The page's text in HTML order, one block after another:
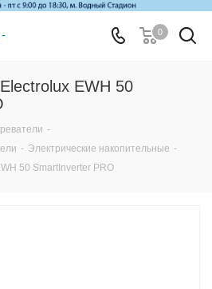
0
EWH 50
-
- Электрические накопительные -
50 SmartInverter PRO